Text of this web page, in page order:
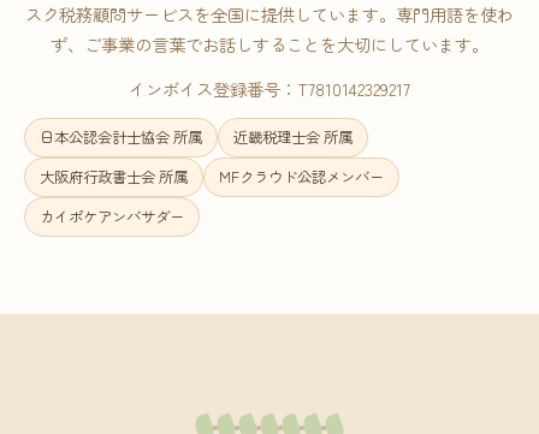
スク税務顧問サービスを全国に提供しています。専門用語を使わ
ず、ご事業の言葉でお話しすることを大切にしています。
インボイス登録番号：T7810142329217
日本公認会計士協会 所属
近畿税理士会 所属
大阪府行政書士会 所属
MFクラウド公認メンバー
カイポケアンバサダー